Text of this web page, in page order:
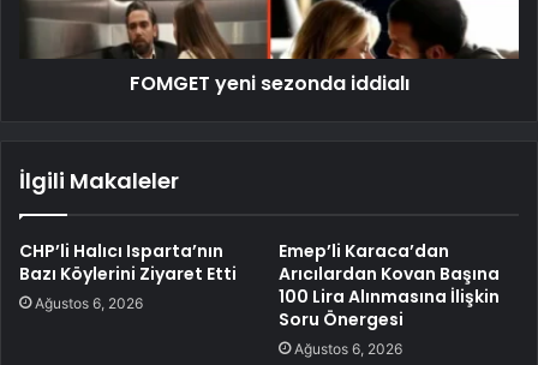
FOMGET yeni sezonda iddialı
İlgili Makaleler
CHP’li Halıcı Isparta’nın
Bazı Köylerini Ziyaret Etti
Ağustos 6, 2026
Emep’li Karaca’dan
Arıcılardan Kovan Başına
100 Lira Alınmasına İlişkin
Soru Önergesi
Ağustos 6, 2026